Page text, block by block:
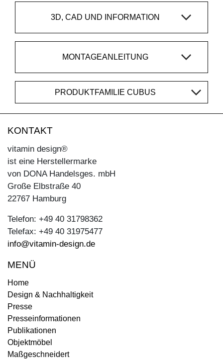
3D, CAD UND INFORMATION
MONTAGEANLEITUNG
PRODUKTFAMILIE CUBUS
KONTAKT
vitamin design®
ist eine Herstellermarke
von DONA Handelsges. mbH
Große Elbstraße 40
22767 Hamburg
Telefon: +49 40 31798362
Telefax: +49 40 31975477
info@vitamin-design.de
MENÜ
Home
Design & Nachhaltigkeit
Presse
Presseinformationen
Publikationen
Objektmöbel
Maßgeschneidert